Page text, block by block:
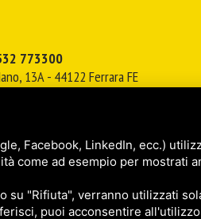
773300
13A - 44122 Ferrara FE
policy/Legal
Facebook, LinkedIn, ecc.)
come ad esempio per mostrati
su "Rifiuta", verranno utilizzati
puoi acconsentire